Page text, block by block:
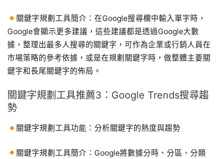
關鍵字規劃工具簡介：在Google搜尋欄中輸入單字時，
Google會顯示更多建議，這些建議都是透過Google大數
據，整理出最多人搜尋的關鍵字，可作為企業或行銷人員在
市場策略的參考依據，或是在規劃關鍵字時，做整體主要關
鍵字和長尾關鍵字的佈局。
關鍵字規劃工具推薦3：Google Trends搜尋趨
勢
關鍵字規劃工具功能：分析關鍵字的熱度與趨勢
關鍵字規劃工具簡介：Google將數據分時、分區、分類